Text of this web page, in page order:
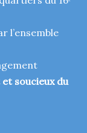
l’ensemble
soucieux du